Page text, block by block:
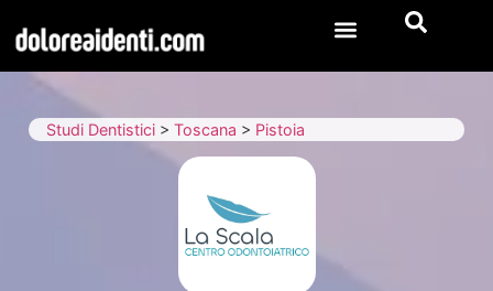
Studi Dentistici > Toscana > Pistoia